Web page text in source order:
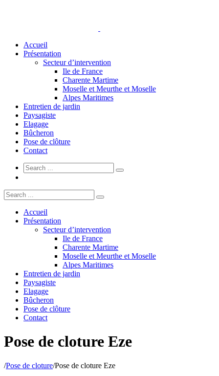
Accueil
Présentation
Secteur d’intervention
Ile de France
Charente Martime
Moselle et Meurthe et Moselle
Alpes Maritimes
Entretien de jardin
Paysagiste
Elagage
Bûcheron
Pose de clôture
Contact
Accueil
Présentation
Secteur d’intervention
Ile de France
Charente Martime
Moselle et Meurthe et Moselle
Alpes Maritimes
Entretien de jardin
Paysagiste
Elagage
Bûcheron
Pose de clôture
Contact
Pose de cloture Eze
/Pose de cloture/Pose de cloture Eze